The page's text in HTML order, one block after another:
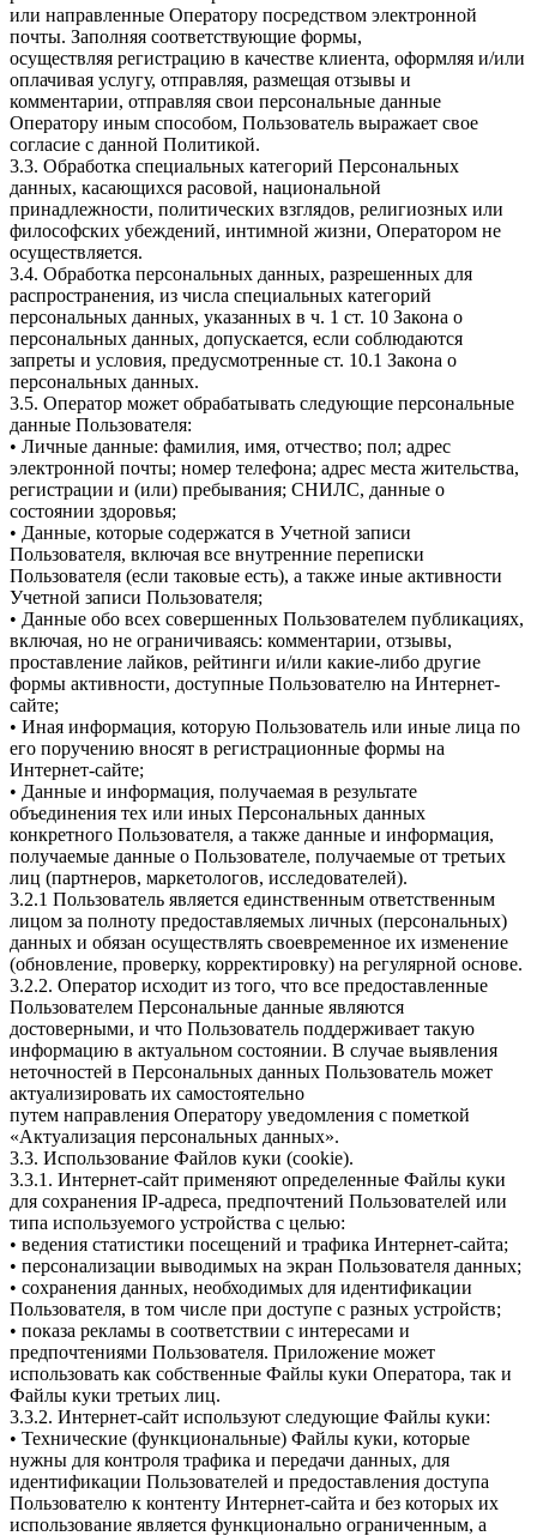
или направленные Оператору посредством электронной
почты. Заполняя соответствующие формы,
осуществляя регистрацию в качестве клиента, оформляя и/или
оплачивая услугу, отправляя, размещая отзывы и
комментарии, отправляя свои персональные данные
Оператору иным способом, Пользователь выражает свое
согласие с данной Политикой.
3.3. Обработка специальных категорий Персональных
данных, касающихся расовой, национальной
принадлежности, политических взглядов, религиозных или
философских убеждений, интимной жизни, Оператором не
осуществляется.
3.4. Обработка персональных данных, разрешенных для
распространения, из числа специальных категорий
персональных данных, указанных в ч. 1 ст. 10 Закона о
персональных данных, допускается, если соблюдаются
запреты и условия, предусмотренные ст. 10.1 Закона о
персональных данных.
3.5. Оператор может обрабатывать следующие персональные
данные Пользователя:
• Личные данные: фамилия, имя, отчество; пол; адрес
электронной почты; номер телефона; адрес места жительства,
регистрации и (или) пребывания; СНИЛС, данные о
состоянии здоровья;
• Данные, которые содержатся в Учетной записи
Пользователя, включая все внутренние переписки
Пользователя (если таковые есть), а также иные активности
Учетной записи Пользователя;
• Данные обо всех совершенных Пользователем публикациях,
включая, но не ограничиваясь: комментарии, отзывы,
проставление лайков, рейтинги и/или какие-либо другие
формы активности, доступные Пользователю на Интернет-
сайте;
• Иная информация, которую Пользователь или иные лица по
его поручению вносят в регистрационные формы на
Интернет-сайте;
• Данные и информация, получаемая в результате
объединения тех или иных Персональных данных
конкретного Пользователя, а также данные и информация,
получаемые данные о Пользователе, получаемые от третьих
лиц (партнеров, маркетологов, исследователей).
3.2.1 Пользователь является единственным ответственным
лицом за полноту предоставляемых личных (персональных)
данных и обязан осуществлять своевременное их изменение
(обновление, проверку, корректировку) на регулярной основе.
3.2.2. Оператор исходит из того, что все предоставленные
Пользователем Персональные данные являются
достоверными, и что Пользователь поддерживает такую
информацию в актуальном состоянии. В случае выявления
неточностей в Персональных данных Пользователь может
актуализировать их самостоятельно
путем направления Оператору уведомления с пометкой
«Актуализация персональных данных».
3.3. Использование Файлов куки (cookie).
3.3.1. Интернет-сайт применяют определенные Файлы куки
для сохранения IP-адреса, предпочтений Пользователей или
типа используемого устройства с целью:
• ведения статистики посещений и трафика Интернет-сайта;
• персонализации выводимых на экран Пользователя данных;
• сохранения данных, необходимых для идентификации
Пользователя, в том числе при доступе с разных устройств;
• показа рекламы в соответствии с интересами и
предпочтениями Пользователя. Приложение может
использовать как собственные Файлы куки Оператора, так и
Файлы куки третьих лиц.
3.3.2. Интернет-сайт используют следующие Файлы куки:
• Технические (функциональные) Файлы куки, которые
нужны для контроля трафика и передачи данных, для
идентификации Пользователей и предоставления доступа
Пользователю к контенту Интернет-сайта и без которых их
использование является функционально ограниченным, а